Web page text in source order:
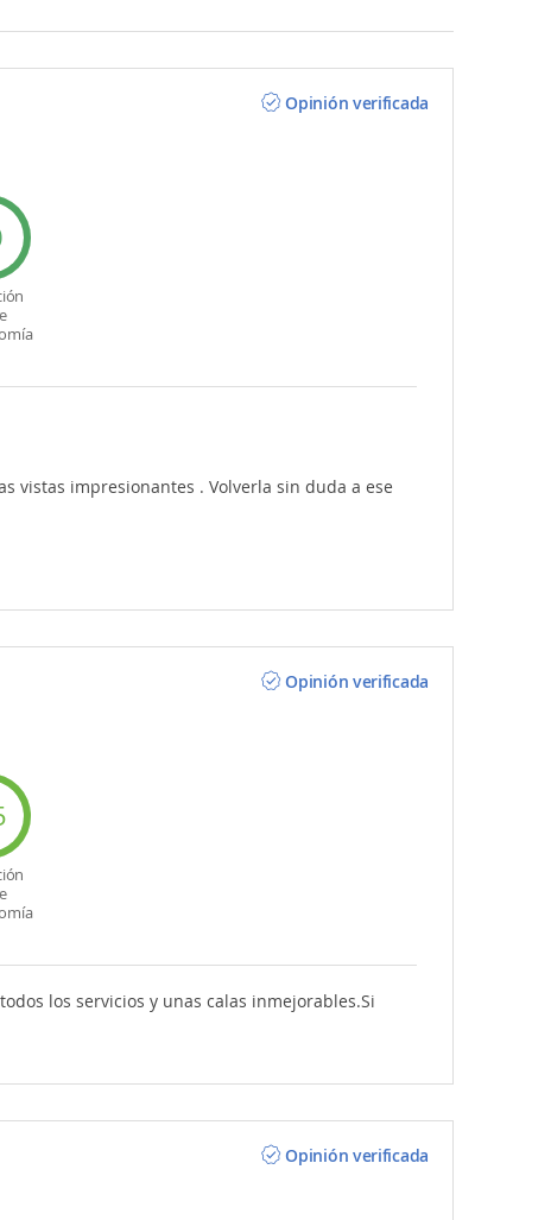
Opinión verificada
vistas impresionantes . Volverla sin duda a ese
Opinión verificada
los servicios y unas calas inmejorables.Si
Opinión verificada